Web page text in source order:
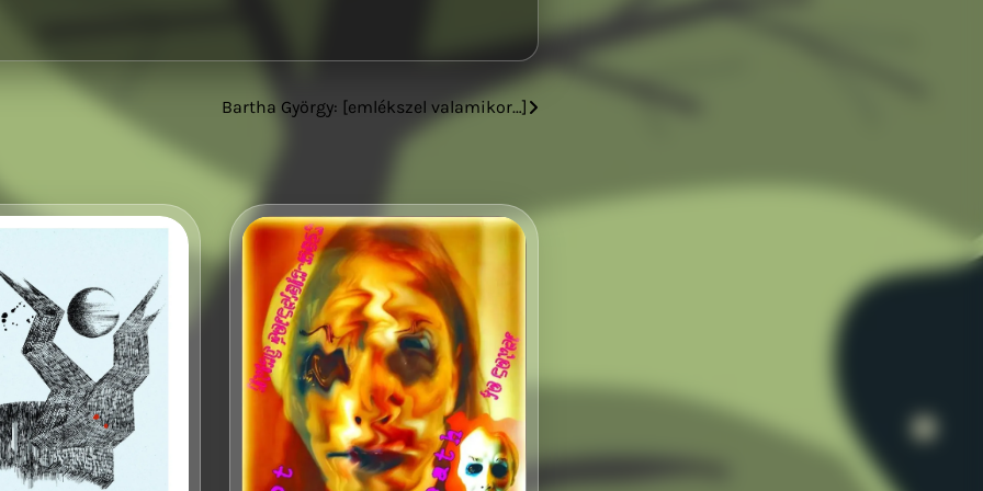
Bartha György: [emlékszel valamikor…]